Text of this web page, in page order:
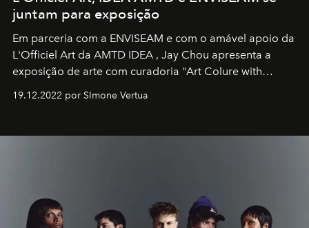
juntam para exposição
Em parceria com a ENVISEAM e com o amável apoio da
L'Officiel Art da AMTD IDEA , Jay Chou apresenta a
exposição de arte com curadoria "Art Colure with
19.12.2022 por SImone Vertua